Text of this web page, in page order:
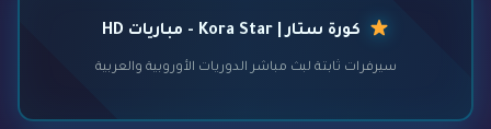
كورة ستار | Kora Star - مباريات HD
سيرفرات ثابتة لبث مباشر الدوريات الأوروبية والعربية